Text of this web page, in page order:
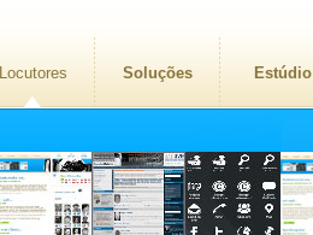
Locutores Soluções Estúdio